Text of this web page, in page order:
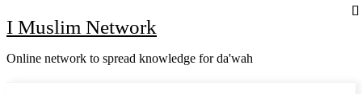
Skip
to
content
I Muslim Network
Online network to spread knowledge for da'wah